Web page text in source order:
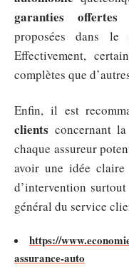
garanties offertes
proposées dans le
Effectivement,
complètes que
Enfin, il est
clients concernant la
chaque assureur
avoir une idée
d’intervention
général du service
https://
assurance-auto